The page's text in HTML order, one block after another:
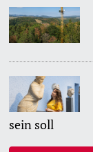
sein soll